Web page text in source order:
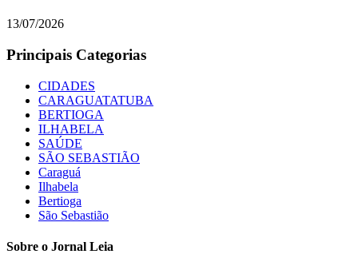
13/07/2026
Principais Categorias
CIDADES
CARAGUATATUBA
BERTIOGA
ILHABELA
SAÚDE
SÃO SEBASTIÃO
Caraguá
Ilhabela
Bertioga
São Sebastião
Sobre o Jornal Leia